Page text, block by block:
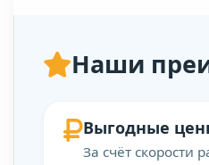
Наши
Выгодные
За счёт скорости